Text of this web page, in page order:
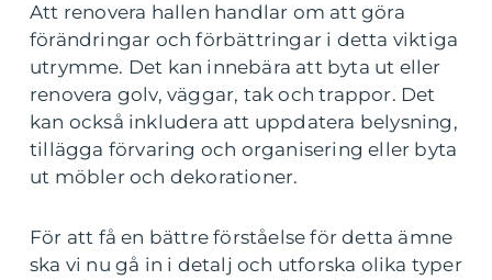
Att renovera hallen handlar om att göra
förändringar och förbättringar i detta viktiga
utrymme. Det kan innebära att byta ut eller
renovera golv, väggar, tak och trappor. Det
kan också inkludera att uppdatera belysning,
tillägga förvaring och organisering eller byta
ut möbler och dekorationer.
För att få en bättre förståelse för detta ämne
ska vi nu gå in i detalj och utforska olika typer